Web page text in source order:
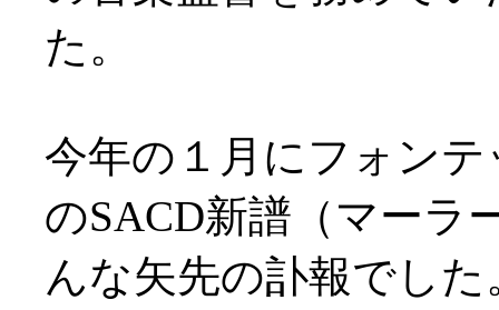
た。
今年の１月にフォン
のSACD新譜（マーラ
んな矢先の訃報でした